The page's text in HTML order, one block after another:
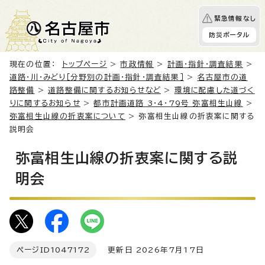
緊急情報なし
防災ポータル
現在の位置： トップページ >市政情報 > 計画・指針・調査結果
>
道路・川・みどり［分野別の計画・指針・調査結果］
> 名古屋市の道
路整備
>道路整備に関するお知らせなど > 環境に配慮した道づく
りに関するお知らせ >都市計画道路 3・4・79号 弥富相生山線
>
弥富相生山線の折衷案について
> 弥富相生山線の折衷案に関する
説明会
弥富相生山線の折衷案に関する説
明会
ページID 1047172 更新日 2026年7月17日